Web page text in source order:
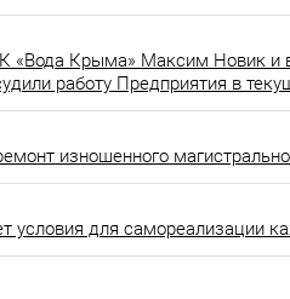
«Вода Крыма» Максим Новик и
работу Предприятия в
изношенного
условия для самореализации